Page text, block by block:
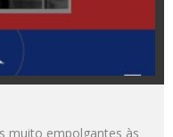
muito empolgantes às